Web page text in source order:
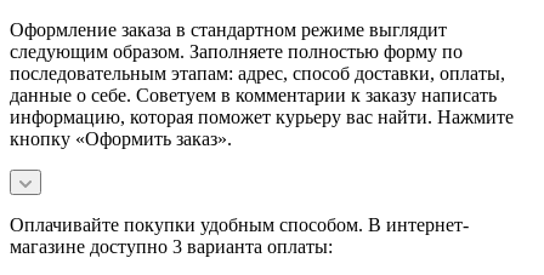
Оформление заказа в стандартном режиме выглядит
следующим образом. Заполняете полностью форму по
последовательным этапам: адрес, способ доставки, оплаты,
данные о себе. Советуем в комментарии к заказу написать
информацию, которая поможет курьеру вас найти. Нажмите
кнопку «Оформить заказ».
Оплачивайте покупки удобным способом. В интернет-
магазине доступно 3 варианта оплаты: